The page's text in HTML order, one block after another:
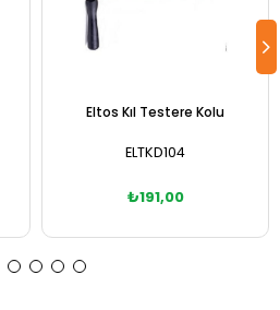
Eltos Kıl Testere Kolu
ELTKD104
₺191,00